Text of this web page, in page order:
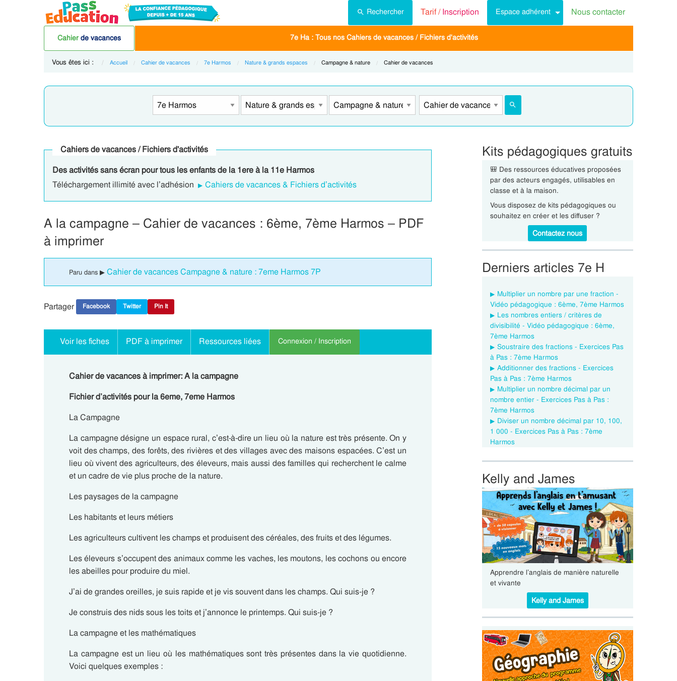
Rechercher Tarif /Inscription Espace adhérent Nous contacter
Cahier de vacances 7e Ha : Tous nos Cahiers de vacances / Fichiers d'activités
Vous êtes ici : Accueil Cahier de vacances 7e Harmos Nature & grands espaces Current:
Campagne & nature Current:
Cahier de vacances
Cahiers de vacances / Fichiers d'activités
Des activités sans écran pour tous les enfants de la 1ere à la 11e Harmos
Téléchargement illimité avec l’adhésion
Cahiers de vacances & Fichiers d’activités
A la campagne – Cahier de vacances : 6ème, 7ème Harmos – PDF
à imprimer
Paru dans ▶ Cahier de vacances Campagne & nature : 7eme Harmos 7P
Partager Facebook Twitter Pin It
Voir les fiches PDF à imprimer Ressources liées Connexion / Inscription
Cahier de vacances à imprimer: A la campagne
Fichier d’activités pour la 6eme, 7eme Harmos
La Campagne
La campagne désigne un espace rural, c’est-à-dire un lieu où la nature est très présente. On y
voit des champs, des forêts, des rivières et des villages avec des maisons espacées. C’est un
lieu où vivent des agriculteurs, des éleveurs, mais aussi des familles qui recherchent le calme
et un cadre de vie plusproche de la nature.
Les paysages de la campagne
Les habitants et leurs métiers
Les agriculteurscultivent les champs et produisent des céréales, des fruits et des légumes.
Les éleveurs s’occupent des animaux comme les vaches, les moutons, les cochons ou encore
les abeilles pour produire du miel.
J’ai de grandes oreilles, je suis rapide et je vis souvent dans les champs. Qui suis-je ?
Je construis des nids sous les toits et j’annonce le printemps. Qui suis-je ?
La campagne et les mathématiques
La campagne est un lieu où les mathématiques sont très présentes dans la vie quotidienne.
Voici quelques exemples :
Kits pédagogiques gratuits
🎒 Des ressources éducatives proposées
par des acteurs engagés, utilisables en
classe et à la maison.
Vous disposez de kits pédagogiques ou
souhaitez en créer et les diffuser ?
Contactez nous
Derniers articles 7e H
Multiplier un nombre par une fraction -
Vidéo pédagogique : 6ème, 7ème Harmos
Les nombres entiers / critères de
divisibilité - Vidéo pédagogique : 6ème,
7ème Harmos
Soustraire des fractions - Exercices Pas
à Pas : 7ème Harmos
Additionner des fractions - Exercices
Pas à Pas : 7ème Harmos
Multiplier un nombre décimal par un
nombre entier - Exercices Pas à Pas :
7ème Harmos
Diviser un nombre décimal par 10, 100,
1 000 - Exercices Pas à Pas : 7ème
Harmos
Kelly and James
Apprendre l’anglais de manière naturelle
et vivante
Kelly and James